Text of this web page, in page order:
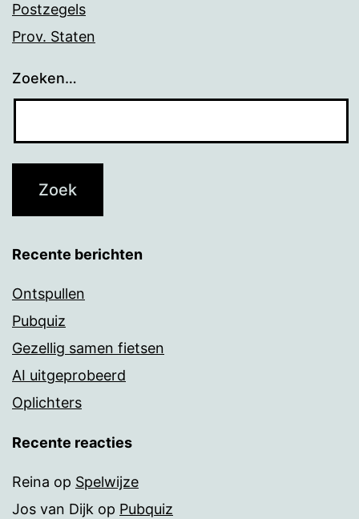
Postzegels
Prov. Staten
Zoeken…
Recente berichten
Ontspullen
Pubquiz
Gezellig samen fietsen
AI uitgeprobeerd
Oplichters
Recente reacties
Reina op Spelwijze
Jos van Dijk op Pubquiz